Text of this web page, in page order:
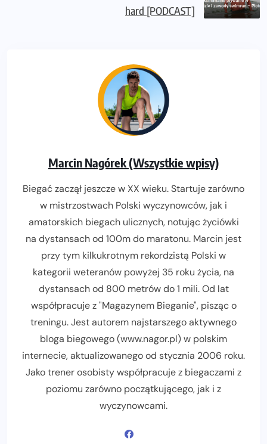
hard [PODCAST]
Marcin Nagórek (Wszystkie wpisy)
Biegać zaczął jeszcze w XX wieku. Startuje zarówno
w mistrzostwach Polski wyczynowców, jak i
amatorskich biegach ulicznych, notując życiówki
na dystansach od 100m do maratonu. Marcin jest
przy tym kilkukrotnym rekordzistą Polski w
kategorii weteranów powyżej 35 roku życia, na
dystansach od 800 metrów do 1 mili. Od lat
współpracuje z "Magazynem Bieganie", pisząc o
treningu. Jest autorem najstarszego aktywnego
bloga biegowego (www.nagor.pl) w polskim
internecie, aktualizowanego od stycznia 2006 roku.
Jako trener osobisty współpracuje z biegaczami z
poziomu zarówno początkującego, jak i z
wyczynowcami.